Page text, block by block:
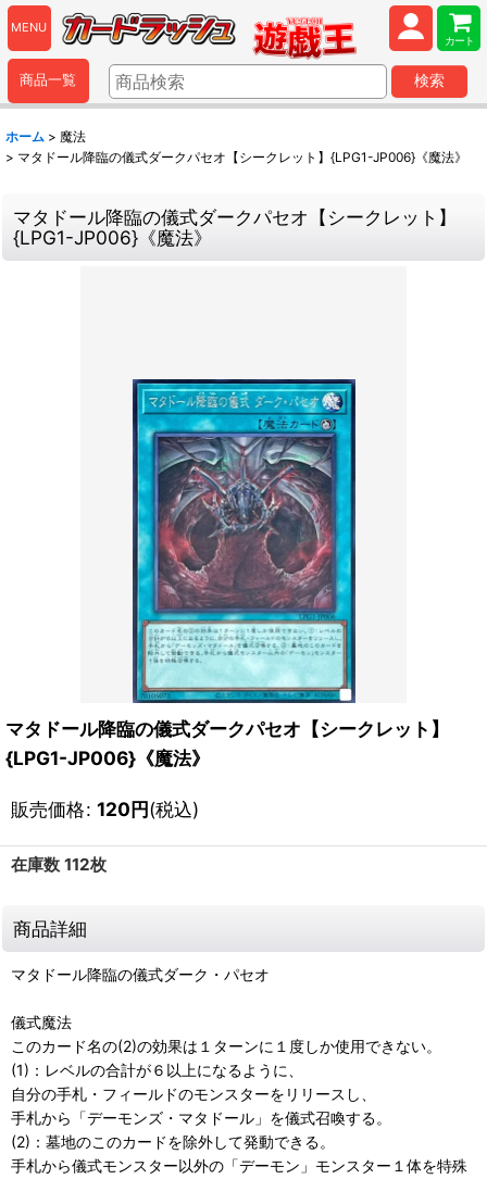
MENU
カート
商品一覧 検索
ホーム > 魔法
> マタドール降臨の儀式ダークパセオ【シークレット】{LPG1-JP006}《魔法》
マタドール降臨の儀式ダークパセオ【シークレット】
{LPG1-JP006}《魔法》
マタドール降臨の儀式ダークパセオ【シークレット】
{LPG1-JP006}《魔法》
販売価格: 120円(税込)
在庫数 112枚
商品詳細
マタドール降臨の儀式ダーク・パセオ
儀式魔法
このカード名の(2)の効果は１ターンに１度しか使用できない。
(1)：レベルの合計が６以上になるように、
自分の手札・フィールドのモンスターをリリースし、
手札から「デーモンズ・マタドール」を儀式召喚する。
(2)：墓地のこのカードを除外して発動できる。
手札から儀式モンスター以外の「デーモン」モンスター１体を特殊